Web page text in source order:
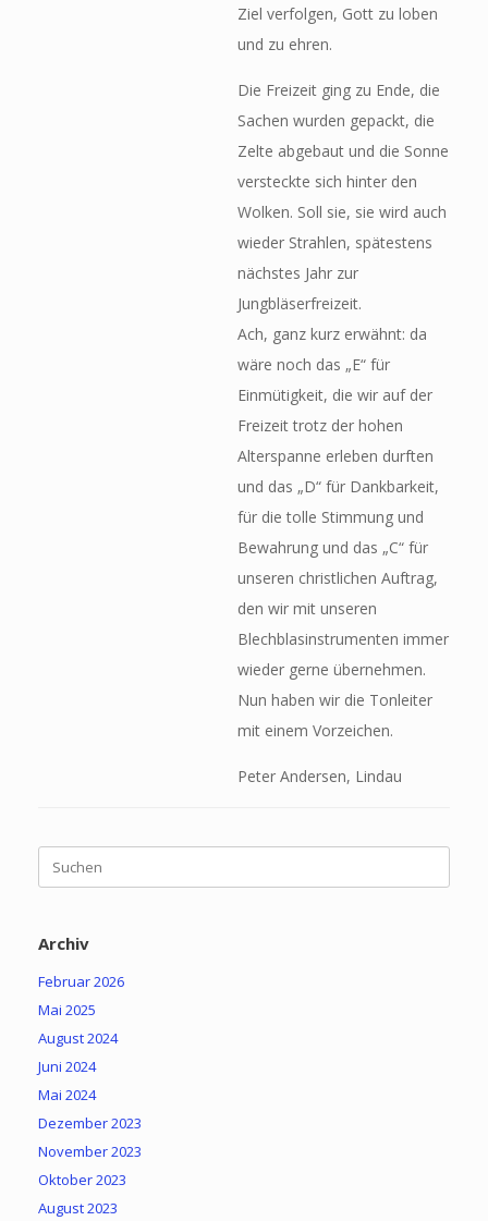
Ziel verfolgen, Gott zu loben
und zu ehren.
Die Freizeit ging zu Ende, die
Sachen wurden gepackt, die
Zelte abgebaut und die Sonne
versteckte sich hinter den
Wolken. Soll sie, sie wird auch
wieder Strahlen, spätestens
nächstes Jahr zur
Jungbläserfreizeit.
Ach, ganz kurz erwähnt: da
wäre noch das „E“ für
Einmütigkeit, die wir auf der
Freizeit trotz der hohen
Alterspanne erleben durften
und das „D“ für Dankbarkeit,
für die tolle Stimmung und
Bewahrung und das „C“ für
unseren christlichen Auftrag,
den wir mit unseren
Blechblasinstrumenten immer
wieder gerne übernehmen.
Nun haben wir die Tonleiter
mit einem Vorzeichen.
Peter Andersen, Lindau
Suchen
nach:
Archiv
Februar 2026
Mai 2025
August 2024
Juni 2024
Mai 2024
Dezember 2023
November 2023
Oktober 2023
August 2023